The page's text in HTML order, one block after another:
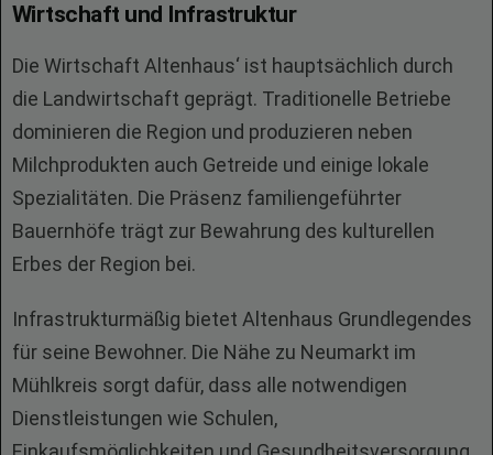
Wirtschaft und Infrastruktur
Die Wirtschaft Altenhaus‘ ist hauptsächlich durch
die Landwirtschaft geprägt. Traditionelle Betriebe
dominieren die Region und produzieren neben
Milchprodukten auch Getreide und einige lokale
Spezialitäten. Die Präsenz familiengeführter
Bauernhöfe trägt zur Bewahrung des kulturellen
Erbes der Region bei.
Infrastrukturmäßig bietet Altenhaus Grundlegendes
für seine Bewohner. Die Nähe zu Neumarkt im
Mühlkreis sorgt dafür, dass alle notwendigen
Dienstleistungen wie Schulen,